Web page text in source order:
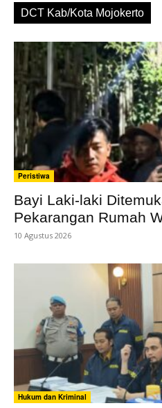
DCT Kab/Kota Mojokerto
Peristiwa
Bayi Laki-laki
Pekarangan Rumah
10 Agustus 2026
Hukum dan Kriminal